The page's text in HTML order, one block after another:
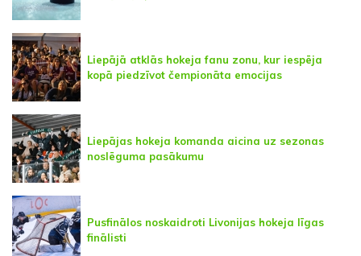
Liepājā atklās hokeja fanu zonu, kur iespēja
kopā piedzīvot čempionāta emocijas
Liepājas hokeja komanda aicina uz sezonas
noslēguma pasākumu
Pusfinālos noskaidroti Livonijas hokeja līgas
finālisti